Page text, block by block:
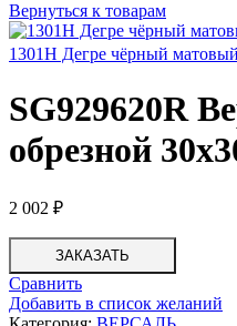
Вернуться к товарам
1301H Дегре чёрный
SG929620R
обрезной
2 002 ₽
ЗАКАЗАТЬ
Сравнить
Добавить в список желаний